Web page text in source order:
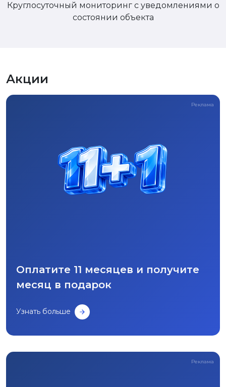
Круглосуточный мониторинг с уведомлениями о
состоянии объекта
Акции
Оплатите 11 месяцев и получите
месяц в подарок
Узнать больше
Реклама
Реклама